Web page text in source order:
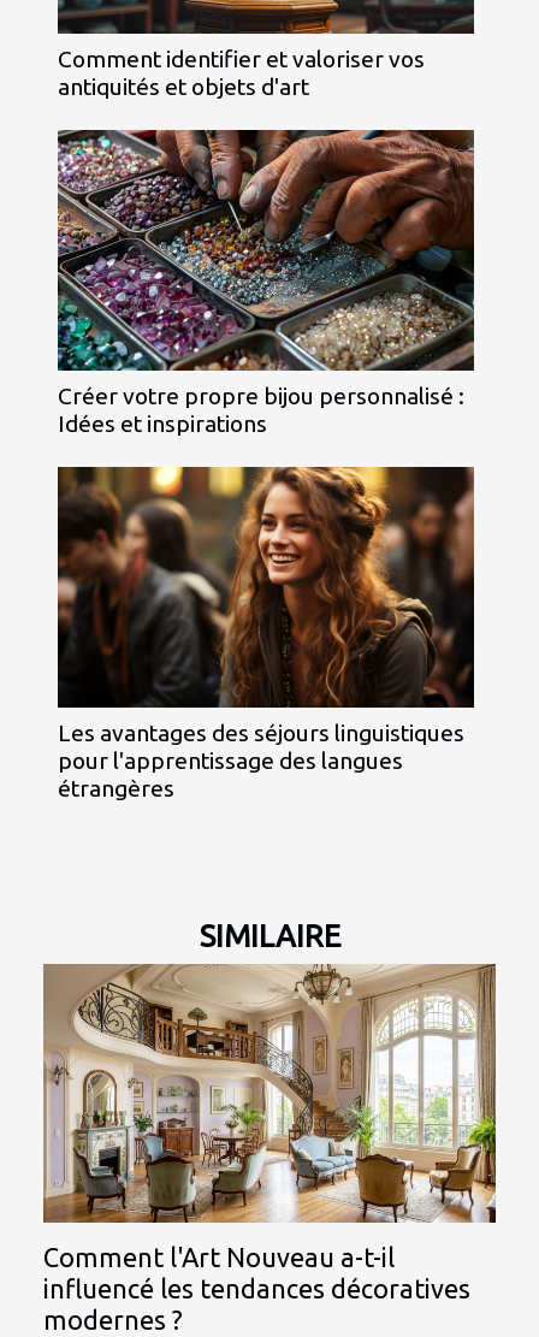
Comment identifier et valoriser vos
antiquités et objets d'art
Créer votre propre bijou personnalisé :
Idées et inspirations
Les avantages des séjours linguistiques
pour l'apprentissage des langues
étrangères
SIMILAIRE
Comment l'Art Nouveau a-t-il
influencé les tendances décoratives
modernes ?